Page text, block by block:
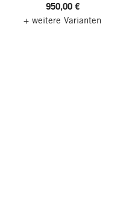
950,00 €
+ weitere Varianten